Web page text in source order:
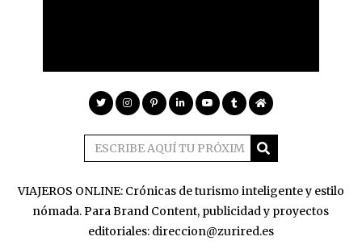
VIAJEROS ONLINE: Crónicas de turismo inteligente y estilo
nómada. Para Brand Content, publicidad y proyectos
editoriales: direccion@zurired.es